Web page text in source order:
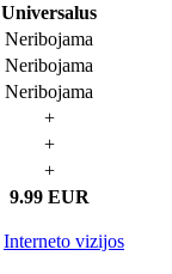
Universalus
Neribojama
Neribojama
Neribojama
+
+
+
9.99 EUR
Interneto vizijos